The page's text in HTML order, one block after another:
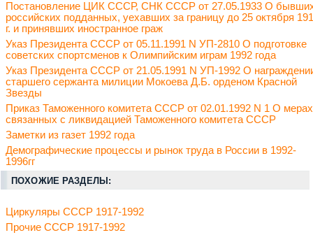
Постановление ЦИК СССР, СНК СССР от 27.05.1933 О
российских подданных, уехавших за границу до 25 октября
г. и принявших иностранное граж
Указ Президента СССР от 05.11.1991 N УП-2810 О подготовке
советских спортсменов к Олимпийским играм 1992 года
Указ Президента СССР от 21.05.1991 N УП-1992 О
старшего сержанта милиции Мокоева Д.Б. орденом Красной
Звезды
Приказ Таможенного комитета СССР от 02.01.1992 N 1 О
связанных с ликвидацией Таможенного комитета СССР
Заметки из газет 1992 года
Демографические процессы и рынок труда в России в 1992-
1996гг
ПОХОЖИЕ РАЗДЕЛЫ:
Циркуляры СССР 1917-1992
Прочие СССР 1917-1992